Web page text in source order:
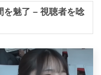
を魅了 – 視聴者を唸